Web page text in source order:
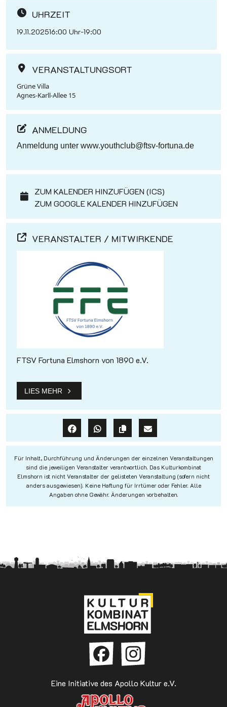
UHRZEIT
19.11.202516:00 Uhr-19:00
VERANSTALTUNGSORT
Grüne Villa
Agnes-Karll-Allee 15
ANMELDUNG
Anmeldung unter www.youthclub@ftsv-fortuna.de
ZUM KALENDER HINZUFÜGEN (ICS)
ZUM GOOGLE KALENDER HINZUFÜGEN
VERANSTALTER / MITWIRKENDE
FTSV Fortuna Elmshorn von 1890 e.V.
LIES MEHR
Für Inhalt, Durchführung und Änderungen der einzelnen Veranstaltungen
sind die jeweiligen Veranstalter verantwortlich. Das Kulturkombinat
Elmshorn ist nicht Veranstalter der gelisteten Veranstaltung (sofern nicht
anders ausgewiesen). Keine Haftung für Irrtümer oder Fehler. Alle
Angaben ohne Gewähr. Änderungen vorbehalten.
Eine Initiative des Apollo Kultur e.V.